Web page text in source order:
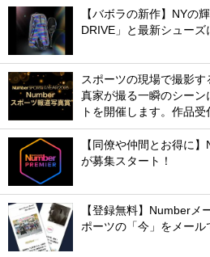
【バボラの新作】NYの
DRIVE」と最新シュー
スポーツの現場で撮影
真家が撮る一瞬のシーン
トを開催します。作品受
【同僚や仲間とお得に
が募集スタート！
【登録無料】Numberメ
ポーツの「今」をメール